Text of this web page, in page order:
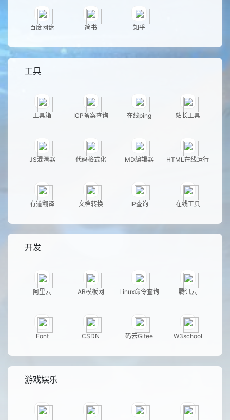
百度网盘 简书 知乎
工具
工具箱 ICP备案查询 在线ping 站长工具
JS混淆器 代码格式化 MD编辑器 HTML在线运行
有道翻译 文档转换 IP查询 在线工具
开发
阿里云 AB模板网 Linux命令查询 腾讯云
Font CSDN 码云Gitee W3school
游戏娱乐